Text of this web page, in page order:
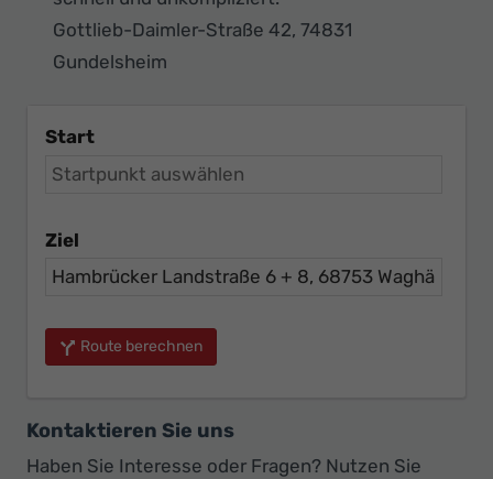
Gottlieb-Daimler-Straße 42, 74831
Gundelsheim
Start
Ziel
Route berechnen
Kontaktieren Sie uns
Haben Sie Interesse oder Fragen? Nutzen Sie